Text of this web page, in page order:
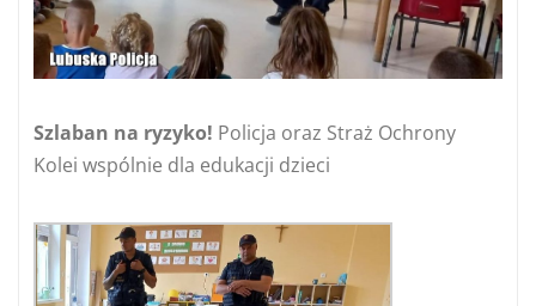
Szlaban na ryzyko! Policja oraz Straż Ochrony
Kolei wspólnie dla edukacji dzieci